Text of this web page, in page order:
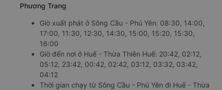
Phương Trang
Giờ xuất phát ở Sông Cầu - Phú Yên: 08:30, 14:00,
17:00, 11:30, 12:30, 14:30, 15:00, 15:20, 15:30,
16:00
Giờ đến nơi ở Huế - Thừa Thiên Huế: 20:42, 02:12,
05:12, 23:42, 00:42, 02:42, 03:12, 03:32, 03:42,
04:12
Thời gian chạy từ Sông Cầu - Phú Yên đi Huế - Thừa